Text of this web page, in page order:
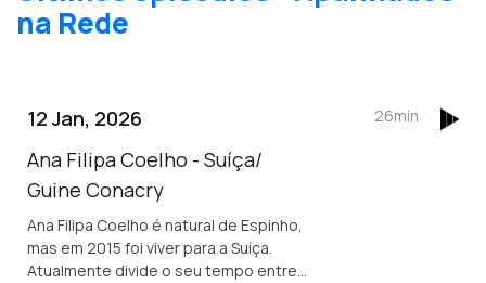
na Rede
12 Jan, 2026
Ana Filipa Coelho - Suíça/
Guine Conacry
Ana Filipa Coelho é natural de Espinho,
mas em 2015 foi viver para a Suíça.
Atualmente divide o seu tempo entre
26min